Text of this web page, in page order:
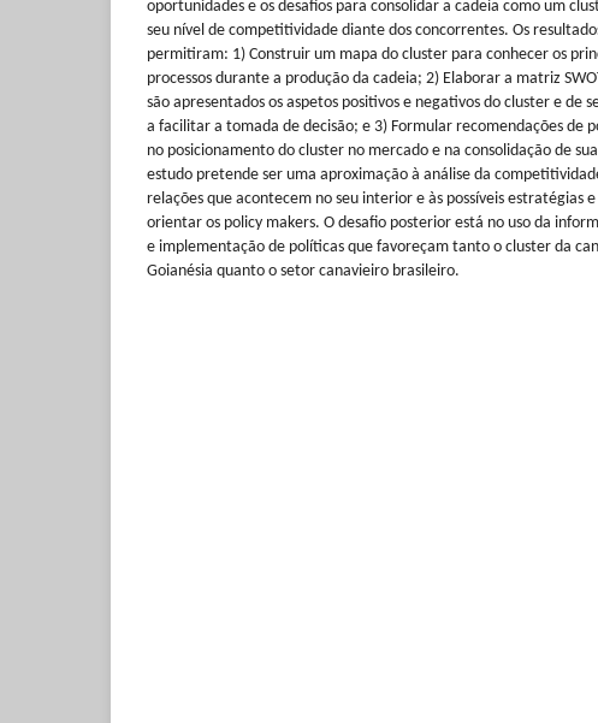
oportunidades e os desafios para consolidar a cadeia como um
seu nível de competitividade diante dos concorrentes. Os
permitiram: 1) Construir um mapa do cluster para conhecer os
processos durante a produção da cadeia; 2) Elaborar a matriz
são apresentados os aspetos positivos e negativos do cluster e de
a facilitar a tomada de decisão; e 3) Formular recomendações de
no posicionamento do cluster no mercado e na consolidação de
estudo pretende ser uma aproximação à análise da
relações que acontecem no seu interior e às possíveis estratégias
orientar os policy makers. O desafio posterior está no uso da
e implementação de políticas que favoreçam tanto o cluster da
Goianésia quanto o setor canavieiro brasileiro.